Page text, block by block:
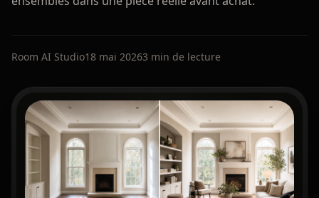
Room AI Studio18 mai 20263 min de lecture